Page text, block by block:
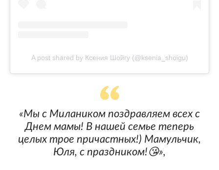
A post shared by Ксения Шойгу (@ksenia_shoigu)
«Мы с Милаником поздравляем всех с
Днем мамы! В нашей семье теперь
целых трое причастных!) Мамульчик,
Юля, с праздником!😘»,